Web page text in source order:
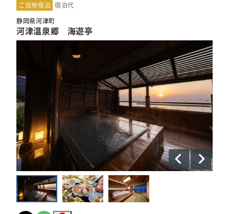
ご当地宿泊 宿泊代
静岡県河津町
河津温泉郷 海遊亭